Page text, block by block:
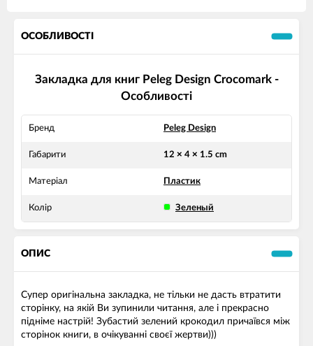
ОСОБЛИВОСТІ
Закладка для книг Peleg Design Crocomark -
Особливості
Бренд Peleg Design
Габарити 12 × 4 × 1.5 cm
Матеріал Пластик
Колір Зеленый
ОПИС
Супер оригінальна закладка, не тільки не дасть втратити
сторінку, на якій Ви зупинили читання, але і прекрасно
підніме настрій! Зубастий зелений крокодил причаївся між
сторінок книги, в очікуванні своєї жертви)))